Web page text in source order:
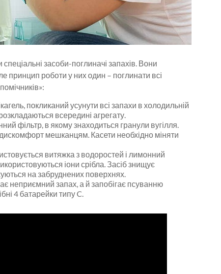
засоби-поглиначі запахів. Вони
принцип роботи у них один – поглинати всі
покликаний усунути всі запахи в холодильній
всередині агрегату.
фільтр, в якому знаходиться гранули вугілля.
мешканцям. Касети необхідно міняти
витяжка з водоростей і лимонний
іони срібла. Засіб знищує
на забруднених поверхнях.
неприємний запах, а й запобігає псуванню
4 батарейки типу C.